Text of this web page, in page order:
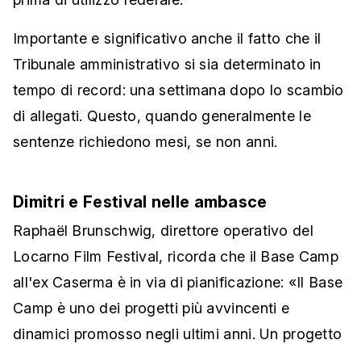
Importante e significativo anche il fatto che il
Tribunale amministrativo si sia determinato in
tempo di record: una settimana dopo lo scambio
di allegati. Questo, quando generalmente le
sentenze richiedono mesi, se non anni.
Dimitri e Festival nelle ambasce
Raphaël Brunschwig, direttore operativo del
Locarno Film Festival, ricorda che il Base Camp
all'ex Caserma è in via di pianificazione: «Il Base
Camp è uno dei progetti più avvincenti e
dinamici promosso negli ultimi anni. Un progetto